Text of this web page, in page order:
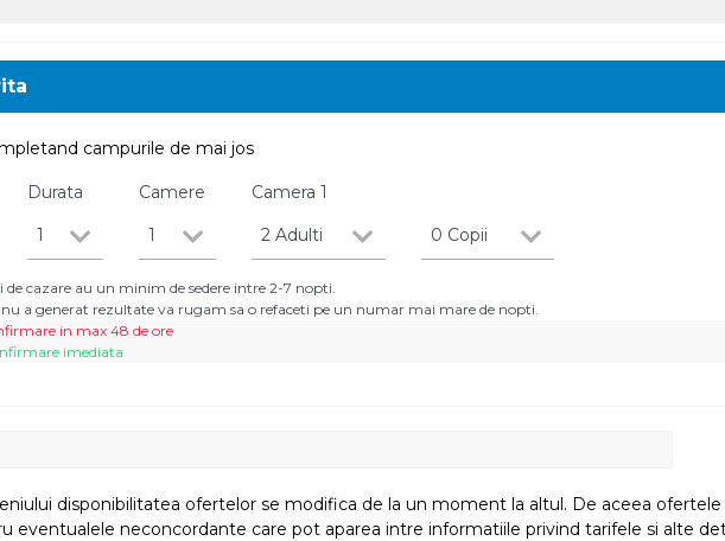
campurile de mai jos
Durata
1
Camere
1
Camera1
2 Adulti
0 Copii
cazare au un minim de sedere intre 2-7 nopti.
a generat rezultate va rugam sa o refaceti pe un numar mai mare de nopti.
in max 48 de ore
imediata
disponibilitatea ofertelor se modifica de la un moment la altul. De aceea
eventualele neconcordante care pot aparea intre informatiile privind tarifele si alte